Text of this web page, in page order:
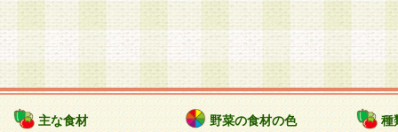
主な食材 野菜の食材の色 種